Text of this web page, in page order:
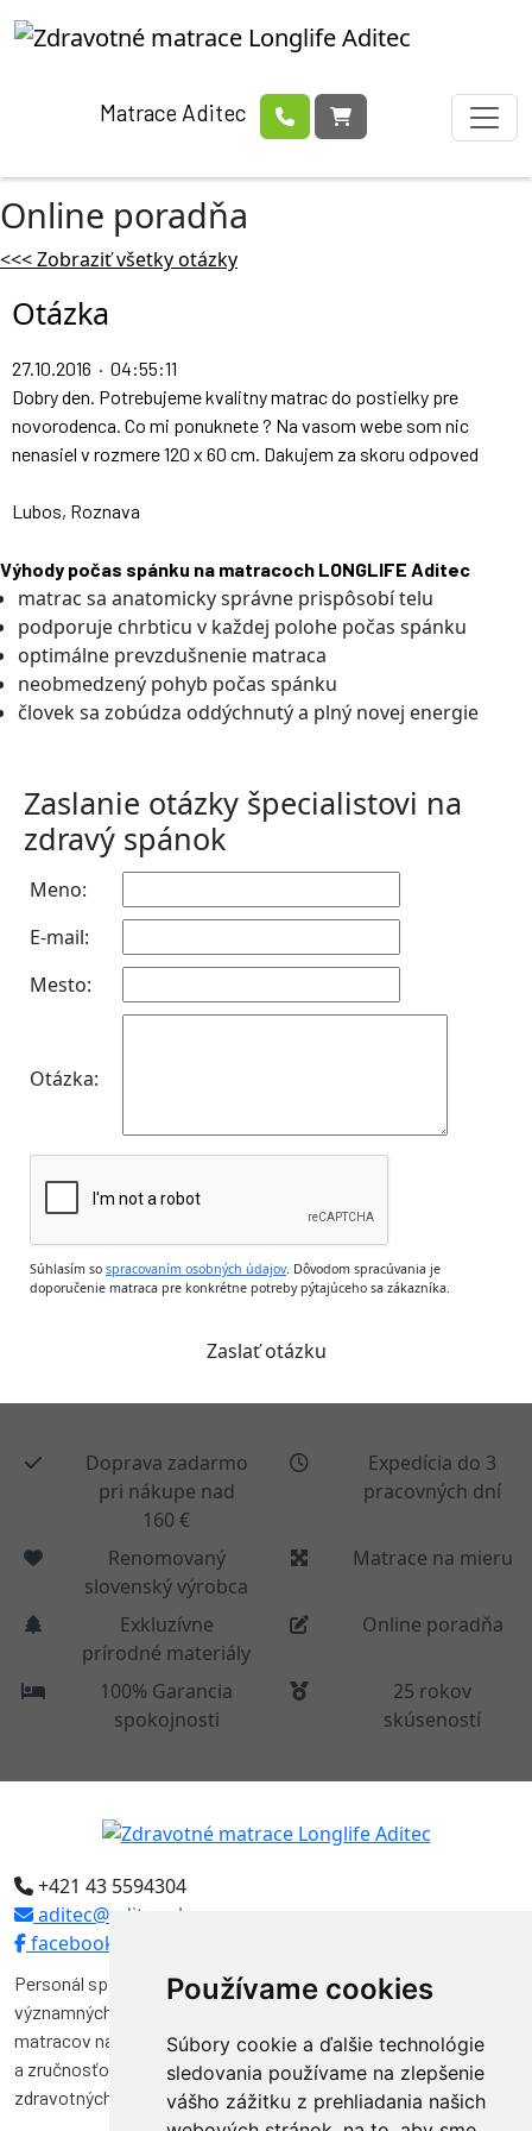
Používame cookies
Súbory cookie a ďalšie technológie
sledovania používame na zlepšenie
vášho zážitku z prehliadania našich
Matrace Aditec
Online poradňa
<<< Zobraziť všetky otázky
Otázka
27.10.2016 · 04:55:11
Dobry den. Potrebujeme kvalitny matrac do postielky pre
novorodenca. Co mi ponuknete ? Na vasom webe som nic
nenasiel v rozmere 120 x 60 cm. Dakujem za skoru odpoved
Lubos, Roznava
Výhody počas spánku na matracoch LONGLIFE Aditec
matrac sa anatomicky správne prispôsobí telu
podporuje chrbticu v každej polohe počas spánku
optimálne prevzdušnenie matraca
neobmedzený pohyb počas spánku
človek sa zobúdza oddýchnutý a plný novej energie
Zaslanie otázky špecialistovi na
zdravý spánok
Meno:
E-mail:
Mesto:
Otázka:
Súhlasím so spracovaním osobných údajov. Dôvodom spracúvania je
doporučenie matraca pre konkrétne potreby pýtajúceho sa zákazníka.
Doprava zadarmo
pri nákupe nad
160 €
Expedícia do 3
pracovných dní
Renomovaný
slovenský výrobca
Matrace na mieru
Exkluzívne
prírodné materiály
Online poradňa
100% Garancia
spokojnosti
25 rokov
skúseností
+421 43 5594304
aditec@aditec.sk
facebook
Personál spoločnosti Aditec tvoria odborníci, ktorí pôsobili vo
významných funkciách v niekoľkých spoločnostiach na výrobu
matracov na Slovensku. Svojimi vedomosťami, skúsenosťami
a zručnosťou značnou mierou prispeli k vývoju a kvalite výroby
zdravotných matracov na Slovensku.